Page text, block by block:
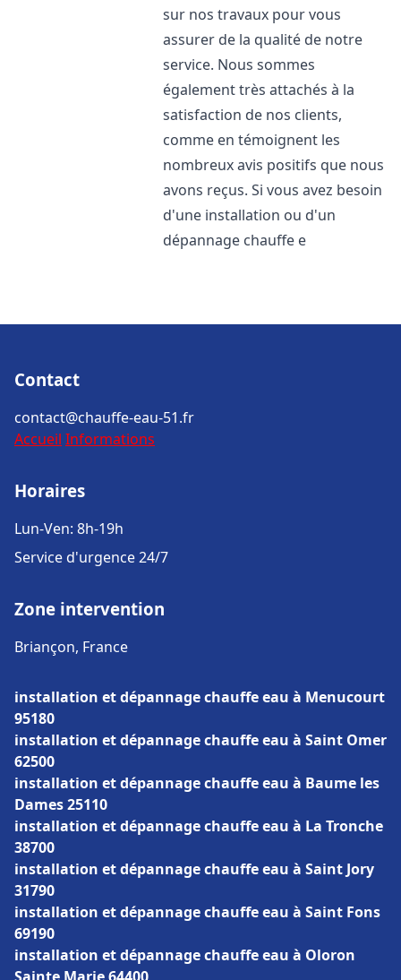
sur nos travaux pour vous
assurer de la qualité de notre
service. Nous sommes
également très attachés à la
satisfaction de nos clients,
comme en témoignent les
nombreux avis positifs que nous
avons reçus. Si vous avez besoin
d'une installation ou d'un
dépannage chauffe e
Contact
contact@chauffe-eau-51.fr
Accueil Informations
Horaires
Lun-Ven: 8h-19h
Service d'urgence 24/7
Zone intervention
Briançon, France
installation et dépannage chauffe eau à Menucourt
95180
installation et dépannage chauffe eau à Saint Omer
62500
installation et dépannage chauffe eau à Baume les
Dames 25110
installation et dépannage chauffe eau à La Tronche
38700
installation et dépannage chauffe eau à Saint Jory
31790
installation et dépannage chauffe eau à Saint Fons
69190
installation et dépannage chauffe eau à Oloron